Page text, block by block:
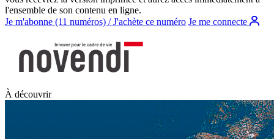
l'ensemble de son contenu en ligne.
Je m'abonne (11 numéros) / J'achète ce numéro Je me connecte
À découvrir